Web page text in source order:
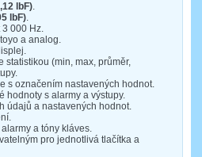
lbF).
lbF).
3 000 Hz.
a analog.
statistikou (min, max, průměr,
s označením nastavených hodnot.
hodnoty s alarmy a výstupy.
údajů a nastavených hodnot.
a tóny kláves.
pro jednotlivá tlačítka a